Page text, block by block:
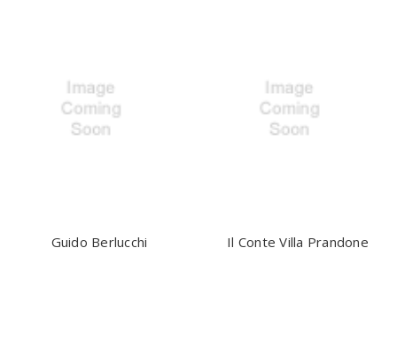
Guido Berlucchi Il Conte Villa Prandone